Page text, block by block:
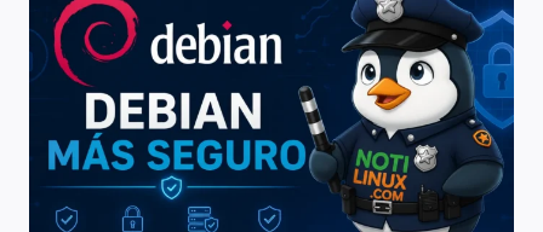
GUÍA
ESENCIAL
DEJAR
TU
SISTEMA
LISTO